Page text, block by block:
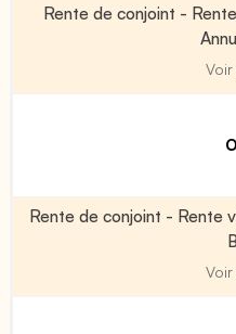
Rente de conjoint -
Rente de conjoint - Rente